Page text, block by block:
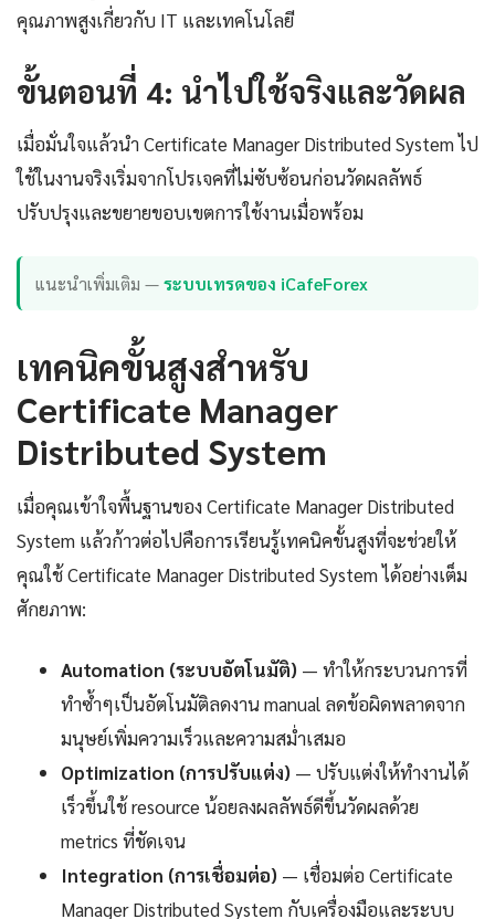
คุณภาพสูงเกี่ยวกับ IT และเทคโนโลยี
ขั้นตอนที่ 4: นำไปใช้จริงและวัดผล
เมื่อมั่นใจแล้วนำ Certificate Manager Distributed System ไป
ใช้ในงานจริงเริ่มจากโปรเจคที่ไม่ซับซ้อนก่อนวัดผลลัพธ์
ปรับปรุงและขยายขอบเขตการใช้งานเมื่อพร้อม
แนะนำเพิ่มเติม —ระบบเทรดของ iCafeForex
เทคนิคขั้นสูงสำหรับ
Certificate Manager
Distributed System
เมื่อคุณเข้าใจพื้นฐานของ Certificate Manager Distributed
System แล้วก้าวต่อไปคือการเรียนรู้เทคนิคขั้นสูงที่จะช่วยให้
คุณใช้ Certificate Manager Distributed System ได้อย่างเต็ม
ศักยภาพ:
Automation (ระบบอัตโนมัติ) — ทำให้กระบวนการที่
ทำซ้ำๆเป็นอัตโนมัติลดงาน manual ลดข้อผิดพลาดจาก
มนุษย์เพิ่มความเร็วและความสม่ำเสมอ
Optimization (การปรับแต่ง) — ปรับแต่งให้ทำงานได้
เร็วขึ้นใช้ resource น้อยลงผลลัพธ์ดีขึ้นวัดผลด้วย
metrics ที่ชัดเจน
Integration (การเชื่อมต่อ) — เชื่อมต่อ Certificate
Manager Distributed System กับเครื่องมือและระบบ